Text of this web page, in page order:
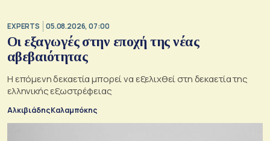
EXPERTS 05.08.2026, 07:00
Οι εξαγωγές στην εποχή της νέας
αβεβαιότητας
Η επόμενη δεκαετία μπορεί να εξελιχθεί στη δεκαετία της
ελληνικής εξωστρέφειας
Αλκιβιάδης Καλαμπόκης